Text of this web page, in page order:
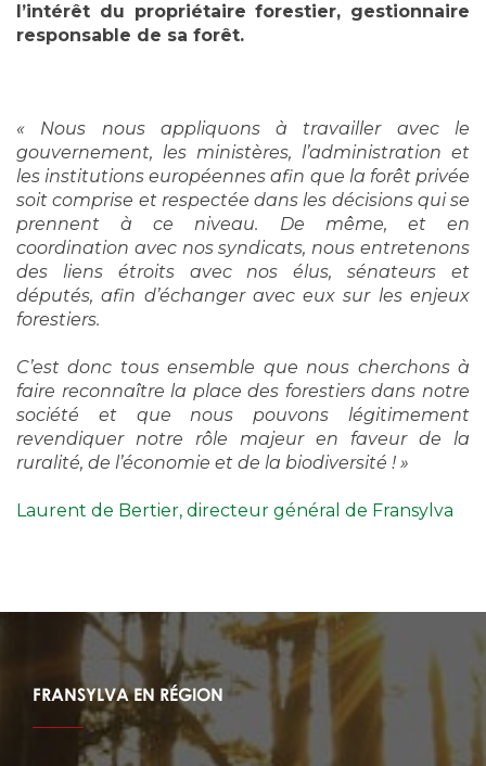
l’intérêt du propriétaire forestier, gestionnaire
responsable de sa forêt.
« Nous nous appliquons à travailler avec le
gouvernement, les ministères, l’administration et
les institutions européennes afin que la forêt privée
soit comprise et respectée dans les décisions qui se
prennent à ce niveau. De même, et en
coordination avec nos syndicats, nous entretenons
des liens étroits avec nos élus, sénateurs et
députés, afin d’échanger avec eux sur les enjeux
forestiers.
C’est donc tous ensemble que nous cherchons à
faire reconnaître la place des forestiers dans notre
société et que nous pouvons légitimement
revendiquer notre rôle majeur en faveur de la
ruralité, de l’économie et de la biodiversité ! »
Laurent de Bertier, directeur général de Fransylva
FRANSYLVA EN RÉGION